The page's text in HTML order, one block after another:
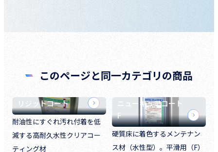
このページと同一カテゴリの商品
リジットコート
耐油性にすぐれ汚れ付着を低
減する高耐久水性クリアコー
ティング材
ニューキュアコート
F
硬質床に着色するメンテナン
ス材（水性型）。平滑用（F）